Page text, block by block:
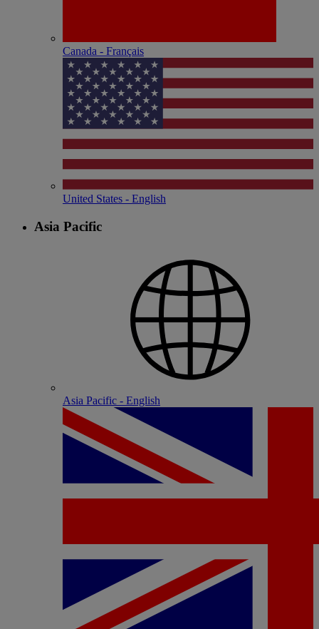
Canada - Français
United States - English
Asia Pacific
Asia Pacific - English